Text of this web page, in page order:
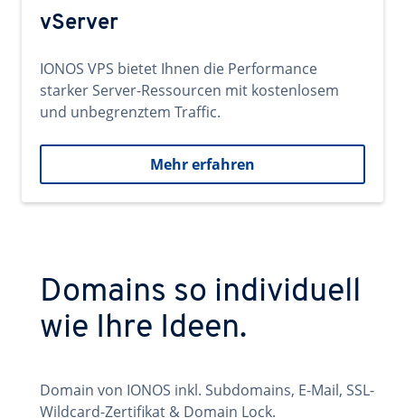
vServer
IONOS VPS bietet Ihnen die Performance
starker Server-Ressourcen mit kostenlosem
und unbegrenztem Traffic.
Mehr erfahren
Domains so individuell
wie Ihre Ideen.
Domain von IONOS inkl. Subdomains, E-Mail, SSL-
Wildcard-Zertifikat & Domain Lock.